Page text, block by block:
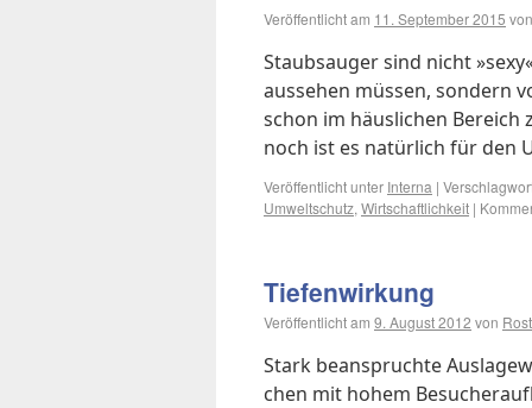
Veröffentlicht am 11. September 2015 von
Staub­sauger sind nicht
aus­se­hen müs­sen, son­dern
schon im häus­li­chen
noch ist es na­tür­lich für den
Veröffentlicht unter Interna |
Umweltschutz, Wirtschaftlichkeit |
Tie­fen­wir­kung
Veröffentlicht am 9. August 2012 von
Stark be­an­spruch­te
chen mit ho­hem